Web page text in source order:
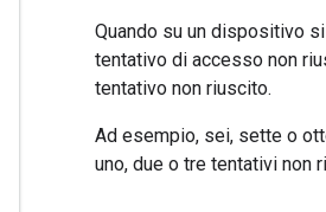
Quando su un dispositivo
tentativo di accesso non
tentativo non riuscito.
Ad esempio, sei, sette o
uno, due o tre tentativi non